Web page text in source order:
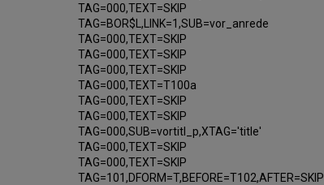
TAG=000,TEXT=SKIP
TAG=BOR$L,LINK=1,SUB=vor_anrede
TAG=000,TEXT=SKIP
TAG=000,TEXT=SKIP
TAG=000,TEXT=SKIP
TAG=000,TEXT=T100a
TAG=000,TEXT=SKIP
TAG=000,TEXT=SKIP
TAG=000,SUB=vortitl_p,XTAG='title'
TAG=000,TEXT=SKIP
TAG=000,TEXT=SKIP
TAG=101,DFORM=T,BEFORE=T102,AFTER=SKIP